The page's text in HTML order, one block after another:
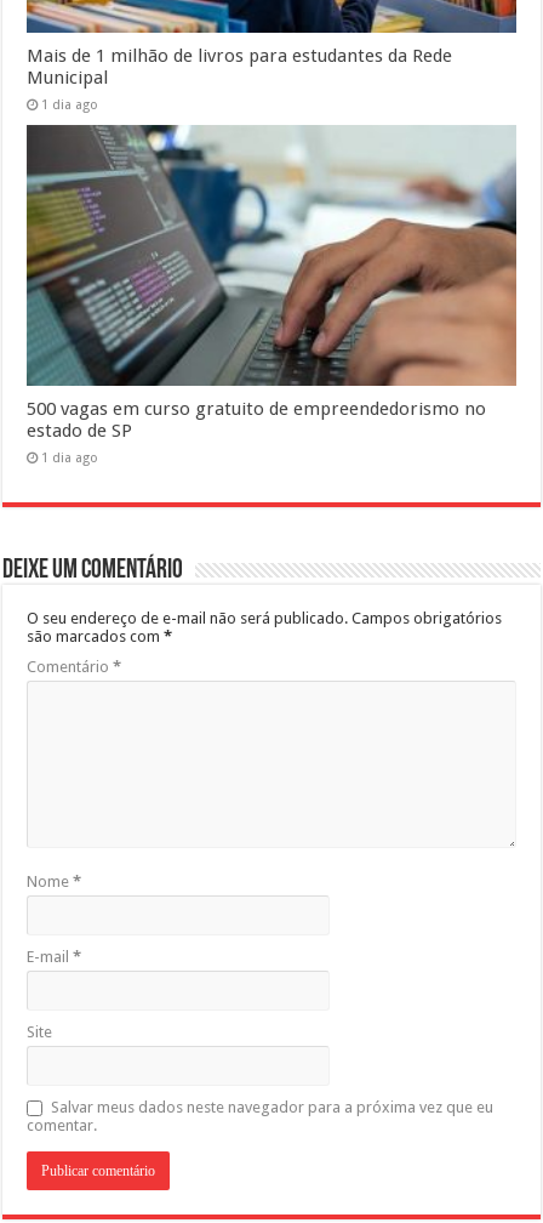
Mais de 1 milhão de livros para estudantes da Rede
Municipal
1 dia ago
500 vagas em curso gratuito de empreendedorismo no
estado de SP
1 dia ago
Deixe um comentário
O seu endereço de e-mail não será publicado. Campos obrigatórios
são marcados com*
Comentário*
Nome*
E-mail*
Site
Salvar meus dados neste navegador para a próxima vez que eu
comentar.